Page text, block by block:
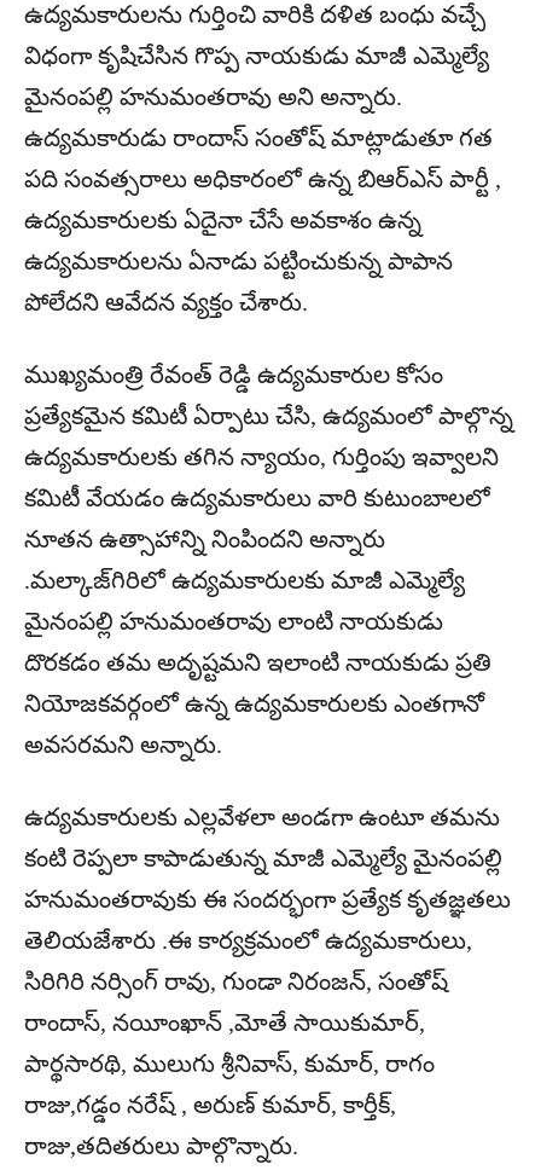
ఉద్యమకారులను గుర్తించి వారికి దళిత బంధు వచ్చే
విధంగా కృషిచేసిన గొప్ప నాయకుడు మాజీ ఎమ్మెల్యే
మైనంపల్లి హనుమంతరావు అని అన్నారు.
ఉద్యమకారుడు రాందాస్ సంతోష్ మాట్లాడుతూ గత
పది సంవత్సరాలు అధికారంలో ఉన్న బిఆర్ఎస్ పార్టీ ,
ఉద్యమకారులకు ఏదైనా చేసే అవకాశం ఉన్న
ఉద్యమకారులను ఏనాడు పట్టించుకున్న పాపాన
పోలేదని ఆవేదన వ్యక్తం చేశారు.
ముఖ్యమంత్రి రేవంత్ రెడ్డి ఉద్యమకారుల కోసం
ప్రత్యేకమైన కమిటీ ఏర్పాటు చేసి, ఉద్యమంలో పాల్గొన్న
ఉద్యమకారులకు తగిన న్యాయం, గుర్తింపు ఇవ్వాలని
కమిటీ వేయడం ఉద్యమకారులు వారి కుటుంబాలలో
నూతన ఉత్సాహాన్ని నింపిందని అన్నారు
.మల్కాజ్‌గిరిలో ఉద్యమకారులకు మాజీ ఎమ్మెల్యే
మైనంపల్లి హనుమంతరావు లాంటి నాయకుడు
దొరకడం తమ అదృష్టమని ఇలాంటి నాయకుడు ప్రతి
నియోజకవర్గంలో ఉన్న ఉద్యమకారులకు ఎంతగానో
అవసరమని అన్నారు.
ఉద్యమకారులకు ఎల్లవేళలా అండగా ఉంటూ తమను
కంటి రెప్పలా కాపాడుతున్న మాజీ ఎమ్మెల్యే మైనంపల్లి
హనుమంతరావుకు ఈ సందర్భంగా ప్రత్యేక కృతజ్ఞతలు
తెలియజేశారు .ఈ కార్యక్రమంలో ఉద్యమకారులు,
సిరిగిరి నర్సింగ్ రావు, గుండా నిరంజన్, సంతోష్
రాందాస్, నయీంఖాన్ ,మోతే సాయికుమార్,
పార్థసారథి, ములుగు శ్రీనివాస్, కుమార్, రాగం
రాజు,గడ్డం నరేష్ , అరుణ్ కుమార్, కార్తీక్,
రాజు,తదితరులు పాల్గొన్నారు.